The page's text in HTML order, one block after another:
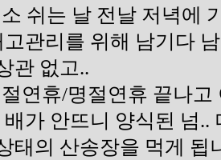
쉬는 날 전날 저녁에
고관리를 위해 남기다
관 없고..
연휴/명절연휴 끝나
배가 안뜨니 양식된 넘
태의 산송장을 먹게 됩